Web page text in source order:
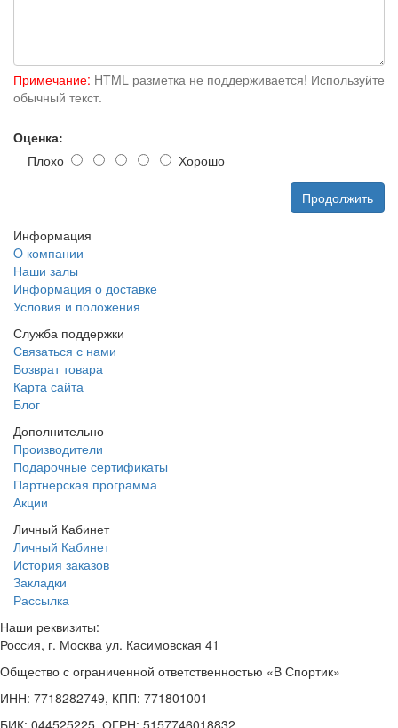
Примечание: HTML разметка не поддерживается! Используйте
обычный текст.
Оценка:
Плохо
Хорошо
Продолжить
Информация
O компании
Наши залы
Информация о доставке
Условия и положения
Служба поддержки
Связаться с нами
Возврат товара
Карта сайта
Блог
Дополнительно
Производители
Подарочные сертификаты
Партнерская программа
Акции
Личный Кабинет
Личный Кабинет
История заказов
Закладки
Рассылка
Наши реквизиты:
Россия, г. Москва ул. Касимовская 41
Общество с ограниченной ответственностью «В Спортик»
ИНН: 7718282749, КПП: 771801001